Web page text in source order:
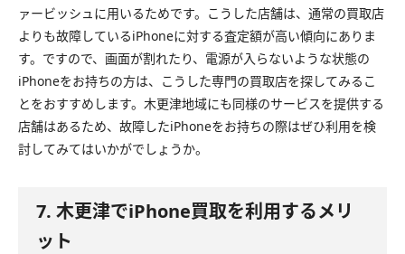
ァービッシュに用いるためです。こうした店舗は、通常の買取店
よりも故障しているiPhoneに対する査定額が高い傾向にありま
す。ですので、画面が割れたり、電源が入らないような状態の
iPhoneをお持ちの方は、こうした専門の買取店を探してみるこ
とをおすすめします。木更津地域にも同様のサービスを提供する
店舗はあるため、故障したiPhoneをお持ちの際はぜひ利用を検
討してみてはいかがでしょうか。
7. 木更津でiPhone買取を利用するメリ
ット